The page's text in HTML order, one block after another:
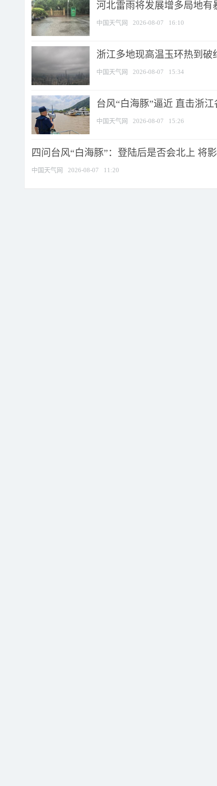
河北雷雨将发展增多局地有
中国天气网 2026-08-07 16:10
浙江多地现高温玉环热到破
中国天气网 2026-08-07 15:34
台风“白海豚”逼近 直击浙
中国天气网 2026-08-07 15:26
四问台风“白海豚”：登陆后是否会北上 将
中国天气网 2026-08-07 11:20